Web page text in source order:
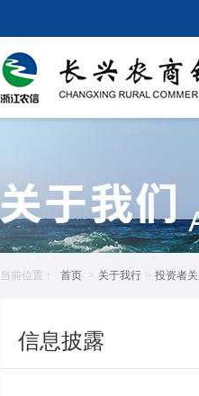
当前位置： 首页 > 关于我行 > 投资者
信息披露